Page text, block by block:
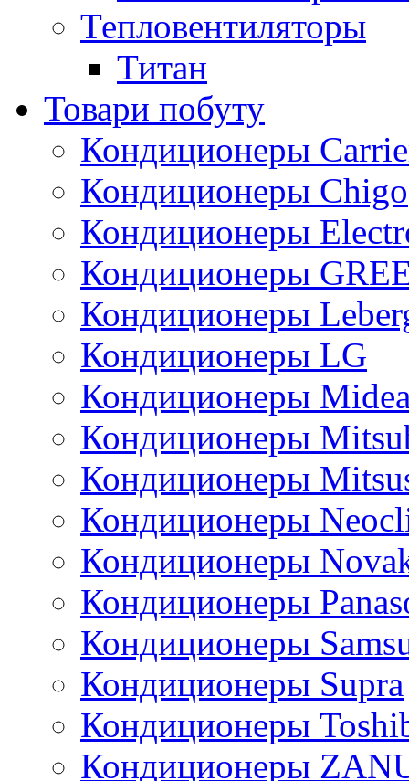
Тепловентиляторы
Титан
Товари побуту
Кондиционеры
Кондиционеры Chigo
Кондиционеры
Кондиционеры
Кондиционеры
Кондиционеры LG
Кондиционеры
Кондиционеры
Кондиционеры
Кондиционеры
Кондиционеры
Кондиционеры
Кондиционеры
Кондиционеры Supra
Кондиционеры
Кондиционеры